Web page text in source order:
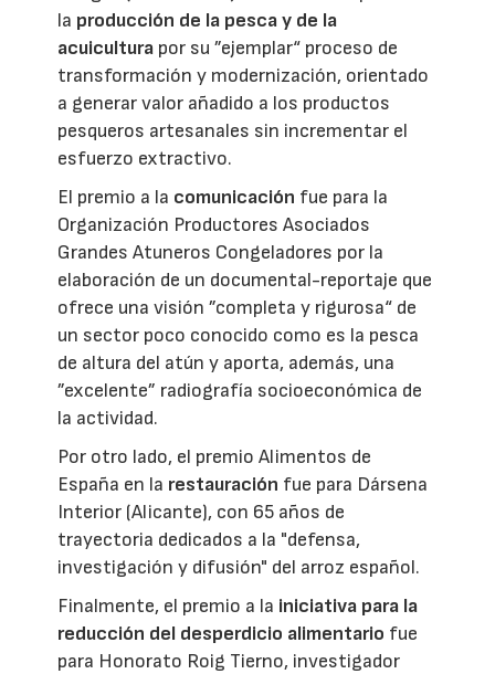
la producción de la pesca y de la
acuicultura por su ”ejemplar“ proceso de
transformación y modernización, orientado
a generar valor añadido a los productos
pesqueros artesanales sin incrementar el
esfuerzo extractivo.
El premio a la comunicación fue para la
Organización Productores Asociados
Grandes Atuneros Congeladores por la
elaboración de un documental-reportaje que
ofrece una visión ”completa y rigurosa“ de
un sector poco conocido como es la pesca
de altura del atún y aporta, además, una
”excelente” radiografía socioeconómica de
la actividad.
Por otro lado, el premio Alimentos de
España en la restauración fue para Dársena
Interior (Alicante), con 65 años de
trayectoria dedicados a la "defensa,
investigación y difusión" del arroz español.
Finalmente, el premio a la iniciativa para la
reducción del desperdicio alimentario fue
para Honorato Roig Tierno, investigador